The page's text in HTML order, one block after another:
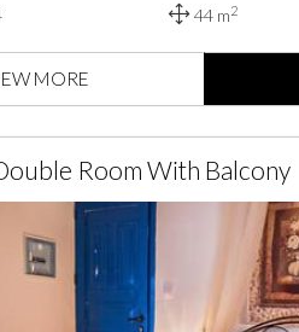
44 m2
MORE
Room With Balcony